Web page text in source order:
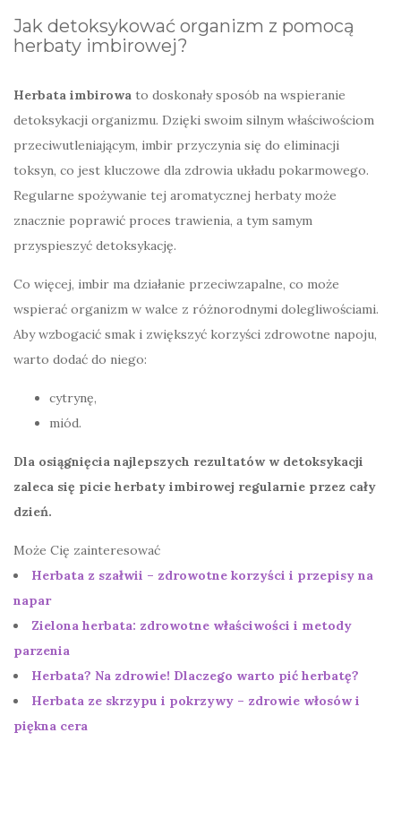
Jak detoksykować organizm z pomocą
herbaty imbirowej?
Herbata imbirowa to doskonały sposób na wspieranie
detoksykacji organizmu. Dzięki swoim silnym właściwościom
przeciwutleniającym, imbir przyczynia się do eliminacji
toksyn, co jest kluczowe dla zdrowia układu pokarmowego.
Regularne spożywanie tej aromatycznej herbaty może
znacznie poprawić proces trawienia, a tym samym
przyspieszyć detoksykację.
Co więcej, imbir ma działanie przeciwzapalne, co może
wspierać organizm w walce z różnorodnymi dolegliwościami.
Aby wzbogacić smak i zwiększyć korzyści zdrowotne napoju,
warto dodać do niego:
cytrynę,
miód.
Dla osiągnięcia najlepszych rezultatów w detoksykacji
zaleca się picie herbaty imbirowej regularnie przez cały
dzień.
Może Cię zainteresować
Herbata z szałwii – zdrowotne korzyści i przepisy na
napar
Zielona herbata: zdrowotne właściwości i metody
parzenia
Herbata? Na zdrowie! Dlaczego warto pić herbatę?
Herbata ze skrzypu i pokrzywy – zdrowie włosów i
piękna cera